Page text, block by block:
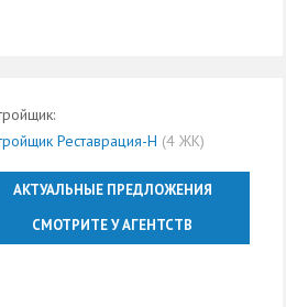
Реставрация-Н (4 ЖК)
АКТУАЛЬНЫЕ ПРЕДЛОЖЕНИЯ
СМОТРИТЕ У АГЕНТСТВ